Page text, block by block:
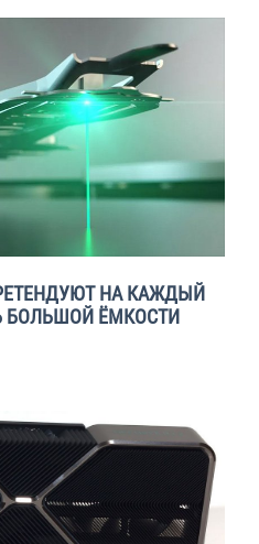
НА КАЖДЫЙ
БОЛЬШОЙ ЁМКОСТИ